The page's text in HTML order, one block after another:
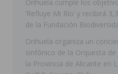
[ 07/08/2026 ]
[ 07/08/2026 ]
[ 08/08/2026 ]
Orihuela cumple los
‘Refluye Mi Río’ y recibirá
de la Fundación
Orihuela organiza un
sinfónico de la Orquesta de
la Provincia de Alicante en